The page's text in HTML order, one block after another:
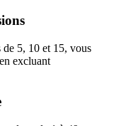
de 5, 10 et 15, vous
excluant